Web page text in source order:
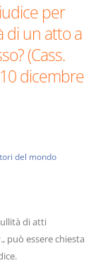
per
di un atto a
(Cass.
dicembre
del mondo
di atti
può essere chiesta